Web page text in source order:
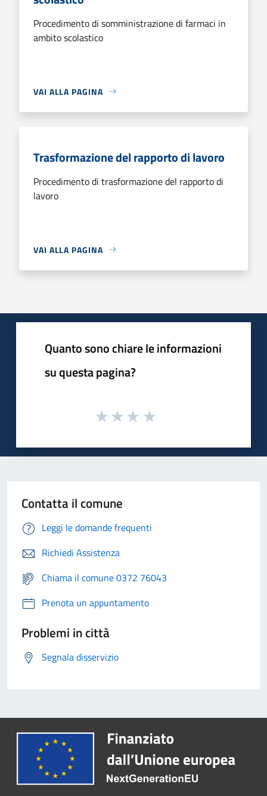
Procedimento di somministrazione di farmaci in
ambito scolastico
VAI ALLA PAGINA
Trasformazione del rapporto di lavoro
Procedimento di trasformazione del rapporto di
lavoro
VAI ALLA PAGINA
Quanto sono chiare le informazioni
su questa pagina?
Contatta il comune
Leggi le domande frequenti
Richiedi Assistenza
Chiama il comune 0372 76043
Prenota un appuntamento
Problemi in città
Segnala disservizio